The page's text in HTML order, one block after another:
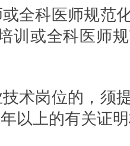
全科医师规范
训或全科医师
术岗位的，须
以上的有关证